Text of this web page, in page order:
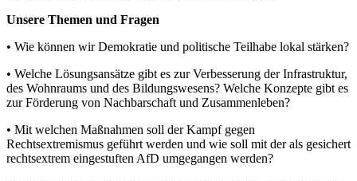
Unsere Themen und Fragen
• Wie können wir Demokratie und politische Teilhabe lokal stärken?
• Welche Lösungsansätze gibt es zur Verbesserung der Infrastruktur,
des Wohnraums und des Bildungswesens? Welche Konzepte gibt es
zur Förderung von Nachbarschaft und Zusammenleben?
• Mit welchen Maßnahmen soll der Kampf gegen
Rechtsextremismus geführt werden und wie soll mit der als gesichert
rechtsextrem eingestuften AfD umgegangen werden?